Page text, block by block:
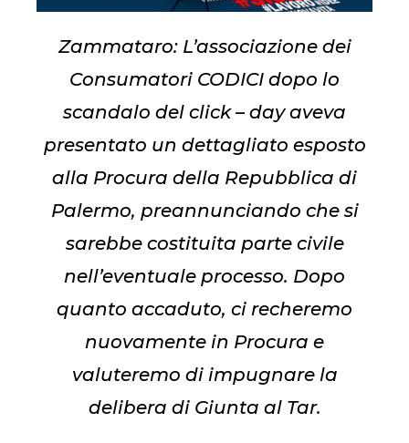
Zammataro: L’associazione dei
Consumatori CODICI dopo lo
scandalo del click – day aveva
presentato un dettagliato esposto
alla Procura della Repubblica di
Palermo, preannunciando che si
sarebbe costituita parte civile
nell’eventuale processo. Dopo
quanto accaduto, ci recheremo
nuovamente in Procura e
valuteremo di impugnare la
delibera di Giunta al Tar.